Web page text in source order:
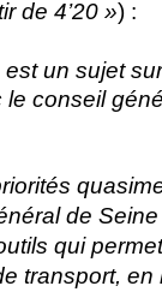
de 4’20 ») :
un sujet
conseil
de
qui
transport,